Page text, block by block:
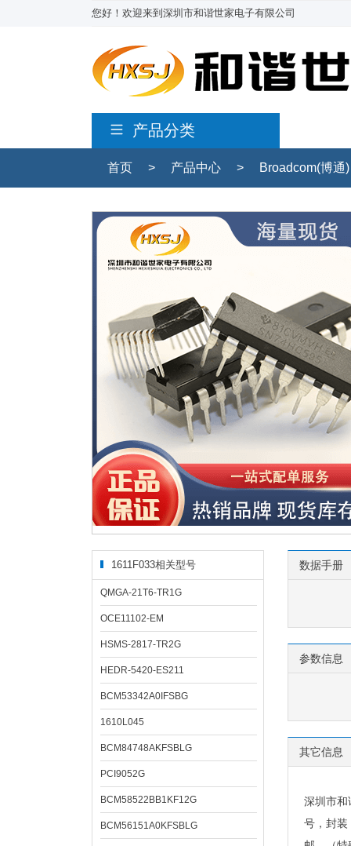
您好！欢迎来到深圳市和谐世家电子有限公司
产品分类
首页 > 产品中心 > Broadcom(博通)
1611F033相关型号
QMGA-21T6-TR1G
OCE11102-EM
HSMS-2817-TR2G
HEDR-5420-ES211
BCM53342A0IFSBG
1610L045
BCM84748AKFSBLG
PCI9052G
BCM58522BB1KF12G
BCM56151A0KFSBLG
数据手册
参数信息
其它信息
深圳市和
号，封装